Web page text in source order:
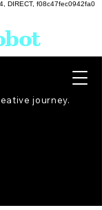
DIRECT, f08c47fec0942fa0
journey.